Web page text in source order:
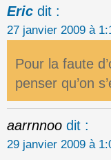
Eric dit :
27 janvier 2009 à
Pour la faute
penser qu’on
aarrnnoo dit :
29 janvier 2009 à